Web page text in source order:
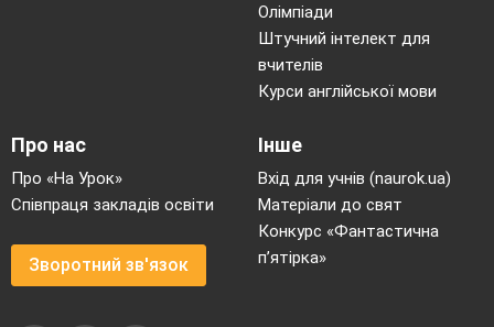
Олімпіади
Штучний інтелект для
вчителів
Курси англійської мови
Про нас
Про «На Урок»
Співпраця закладів освіти
Зворотний зв'язок
Інше
Вхід для учнів (naurok.ua)
Матеріали до свят
Конкурс «Фантастична
п’ятірка»